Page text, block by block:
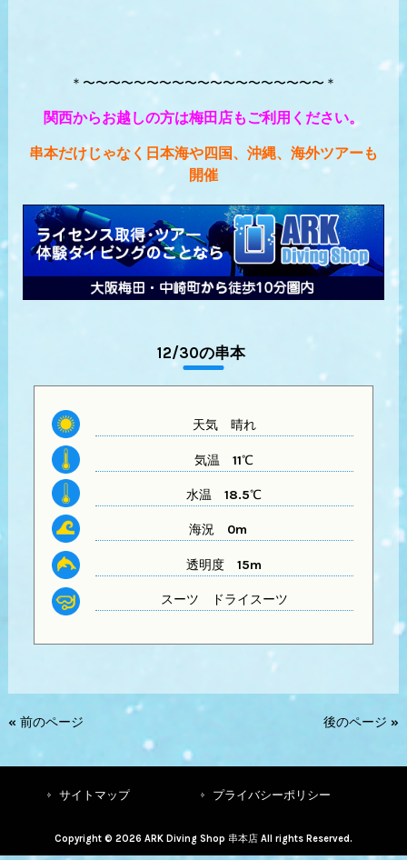
＊〜〜〜〜〜〜〜〜〜〜〜〜〜〜〜〜〜〜〜＊
関西からお越しの方は梅田店もご利用ください。
串本だけじゃなく日本海や四国、沖縄、海外ツアーも
開催
12/30の串本
天気晴れ
気温 11℃
水温 18.5℃
海況 0m
透明度 15m
スーツ ドライスーツ
« 前のページ 後のページ »
サイトマップ プライバシーポリシー
Copyright © 2026 ARK Diving Shop 串本店 All rights Reserved.